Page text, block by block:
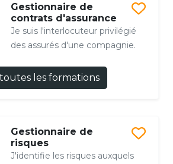
Gestionnaire de
contrats d'assurance
Je suis l'interlocuteur privilégié
des assurés d'une compagnie.
les formations
Gestionnaire de
risques
J'identifie les risques auxquels